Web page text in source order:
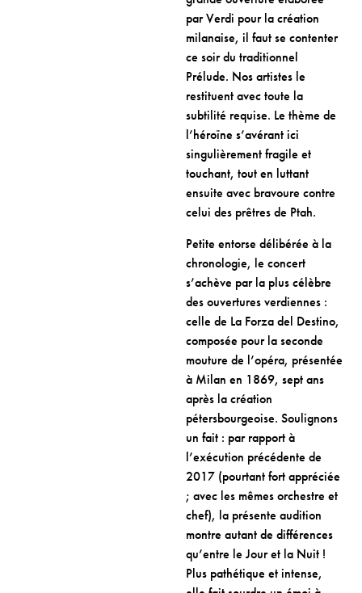
par Verdi pour la création
milanaise, il faut se contenter
ce soir du traditionnel
Prélude. Nos artistes le
restituent avec toute la
subtilité requise. Le thème de
l’héroïne s’avérant ici
singulièrement fragile et
touchant, tout en luttant
ensuite avec bravoure contre
celui des prêtres de Ptah.
Petite entorse délibérée à la
chronologie, le concert
s’achève par la plus célèbre
des ouvertures verdiennes :
celle de La Forza del Destino,
composée pour la seconde
mouture de l’opéra, présentée
à Milan en 1869, sept ans
après la création
pétersbourgeoise. Soulignons
un fait : par rapport à
l’exécution précédente de
2017 (pourtant fort appréciée
; avec les mêmes orchestre et
chef), la présente audition
montre autant de différences
qu’entre le Jour et la Nuit !
Plus pathétique et intense,